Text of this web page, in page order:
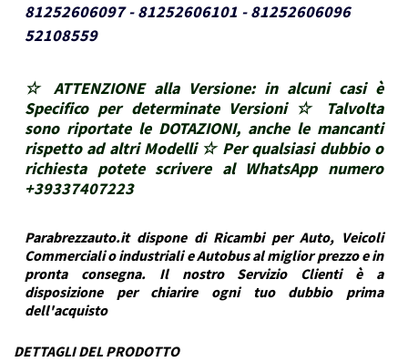
81252606097 - 81252606101 - 81252606096
52108559
☆ ATTENZIONE alla Versione: in alcuni casi è
Specifico per determinate Versioni ☆ Talvolta
sono riportate le DOTAZIONI, anche le mancanti
rispetto ad altri Modelli ☆ Per qualsiasi dubbio o
richiesta potete scrivere al WhatsApp numero
+39337407223
Parabrezzauto.it dispone di Ricambi per Auto, Veicoli
Commerciali o industriali e Autobus al miglior prezzo e in
pronta consegna. Il nostro Servizio Clienti è a
disposizione per chiarire ogni tuo dubbio prima
dell'acquisto
DETTAGLI DEL PRODOTTO